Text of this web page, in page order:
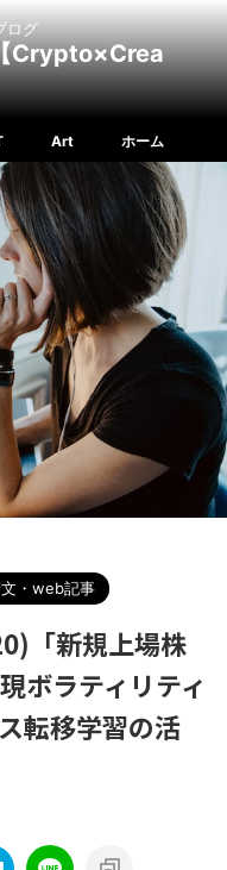
ログ
Crypto×Crea
Art ホーム
・web記事
「新規上場株
ボラティリティ
転移学習の活